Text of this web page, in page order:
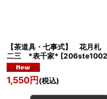
【茶道具・七事式】 花月札
二三 *表千家* [
1,550円 (税込)